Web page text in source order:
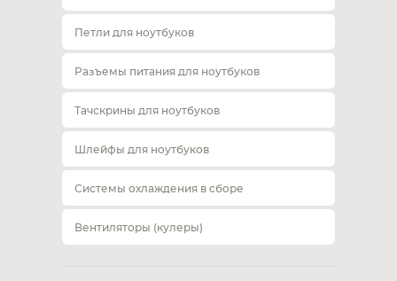
Петли для ноутбуков
Разъемы питания для ноутбуков
Тачскрины для ноутбуков
Шлейфы для ноутбуков
Системы охлаждения в сборе
Вентиляторы (кулеры)